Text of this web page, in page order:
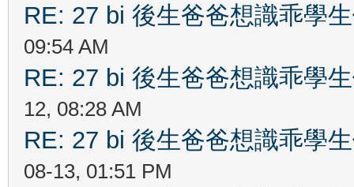
RE: 27 bi 後生爸爸想識乖學
09:54 AM
RE: 27 bi 後生爸爸想識乖學
12, 08:28 AM
RE: 27 bi 後生爸爸想識乖學
08-13, 01:51 PM